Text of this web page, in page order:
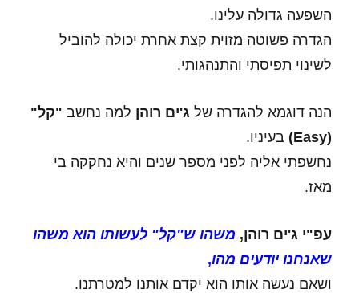
השפעה גדולה עלינו.
הגדרה פשוטה מזוית קצת אחרת יכולה להוביל
לשינוי תפיסתי והתנהגותי.
הנה דוגמא להגדרה של ג'ים רוהן למה נחשב "קל"
(Easy)
בעיניו.
נחשפתי אליה לפני מספר שנים והיא נחקקה בי
מאז.
עפ"י ג'ים רוהן, משהו ש"קל" לעשותוהוא משהו
שאנחנו יודעים מהו,
ושאם נעשה אותו הוא יקדם אותנו למטרתנו.